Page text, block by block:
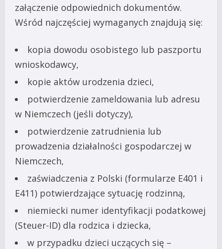
załączenie odpowiednich dokumentów.
Wśród najczęściej wymaganych znajdują się:
kopia dowodu osobistego lub paszportu
wnioskodawcy,
kopie aktów urodzenia dzieci,
potwierdzenie zameldowania lub adresu
w Niemczech (jeśli dotyczy),
potwierdzenie zatrudnienia lub
prowadzenia działalności gospodarczej w
Niemczech,
zaświadczenia z Polski (formularze E401 i
E411) potwierdzające sytuację rodzinną,
niemiecki numer identyfikacji podatkowej
(Steuer-ID) dla rodzica i dziecka,
w przypadku dzieci uczących się –